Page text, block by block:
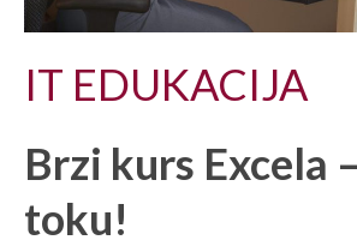
IT EDUKACIJA
Brzi kurs Excela
toku!